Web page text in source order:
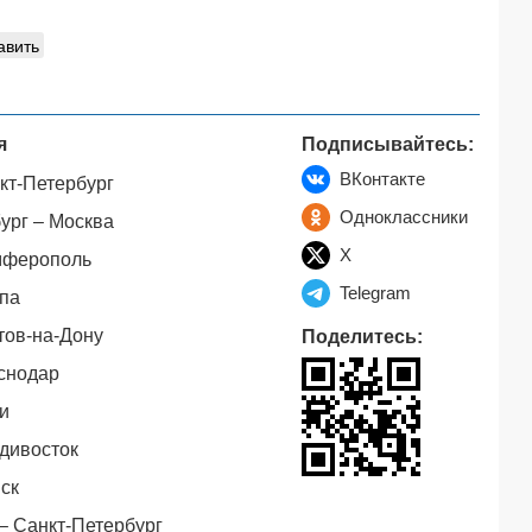
Петербург
– Москва
на-Дону
Санкт-Петербург
Подписывайтесь:
ВКонтакте
Одноклассники
X
Telegram
Поделитесь: